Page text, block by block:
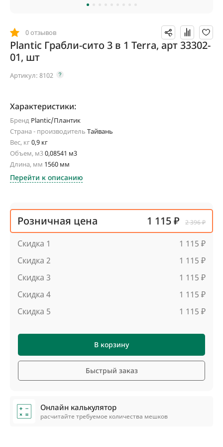
0 отзывов
Plantic Грабли-сито 3 в 1 Terra, арт 33302-
01, шт
Артикул: 8102
Характеристики:
Бренд Plantic/Плантик
Страна - производитель Тайвань
Вес, кг0,9 кг
Объем, м30,08541 м3
Длина, мм 1560 мм
Перейти к описанию
Розничная цена 1 115 ₽ 2 396 ₽
Скидка 1
1 115 ₽
Скидка 2
1 115 ₽
Скидка 3
1 115 ₽
Скидка 4
1 115 ₽
Скидка 5
1 115 ₽
В корзину
Быстрый заказ
Онлайн калькулятор
расчитайте требуемое количества мешков